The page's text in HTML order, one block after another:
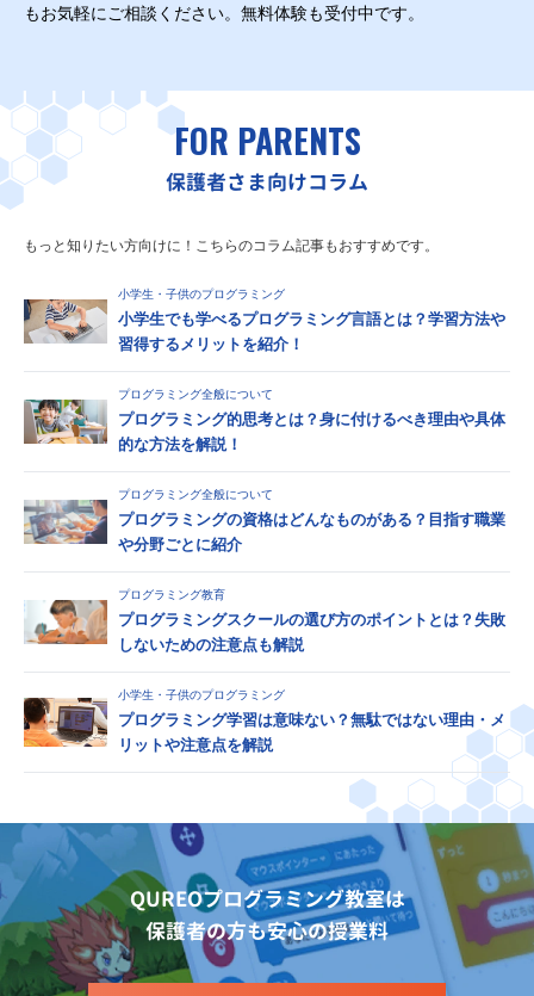
もお気軽にご相談ください。無料体験も受付中です。
FOR PARENTS
保護者さま向けコラム
もっと知りたい方向けに！こちらのコラム記事もおすすめです。
小学生・子供のプログラミング
小学生でも学べるプログラミング言語とは？学習方法や
習得するメリットを紹介！
プログラミング全般について
プログラミング的思考とは？身に付けるべき理由や具体
的な方法を解説！
プログラミング全般について
プログラミングの資格はどんなものがある？目指す職業
や分野ごとに紹介
プログラミング教育
プログラミングスクールの選び方のポイントとは？失敗
しないための注意点も解説
小学生・子供のプログラミング
プログラミング学習は意味ない？無駄ではない理由・メ
リットや注意点を解説
QUREOプログラミング教室は
保護者の方も安心の授業料